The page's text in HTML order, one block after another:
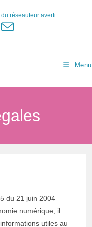
réseauteur averti
Menu
du 21 juin 2004
numérique, il
utiles au